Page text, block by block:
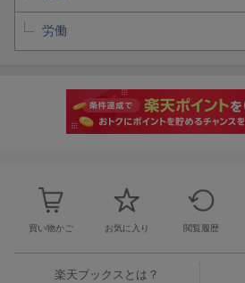
労働
買い物かご お気に入り 閲覧履歴
楽天ブックスとは？